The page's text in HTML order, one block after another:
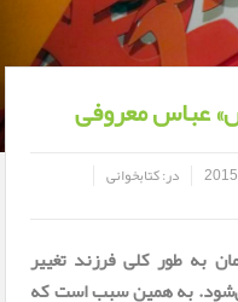
عباس معروفی
در:کتابخوانی
به طور کلی فرزند تغییر
به همین سبب است که